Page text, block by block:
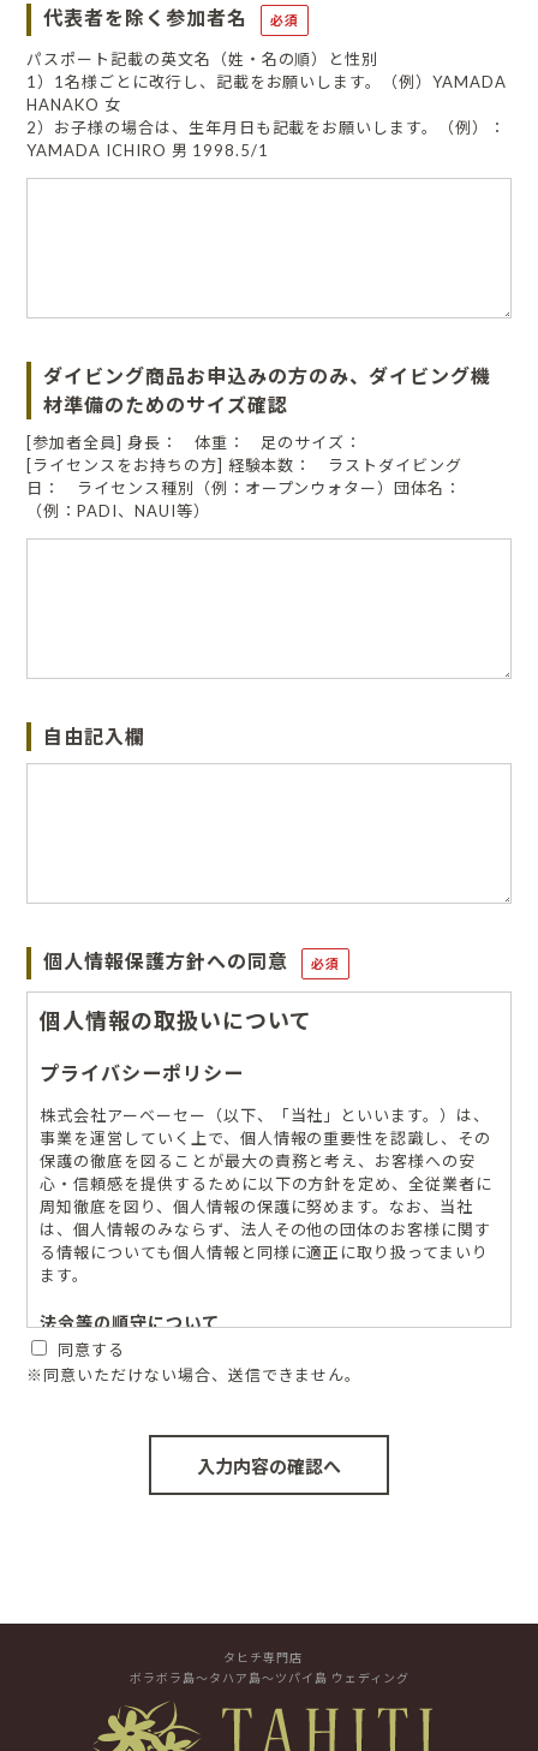
代表者を除く参加者名 必須
パスポート記載の英文名（姓・名の順）と性別
1）1名様ごとに改行し、記載をお願いします。（例）YAMADA
HANAKO 女
2）お子様の場合は、生年月日も記載をお願いします。（例）：
YAMADA ICHIRO 男 1998.5/1
ダイビング商品お申込みの方のみ、ダイビング機
材準備のためのサイズ確認
[参加者全員] 身長： 体重： 足のサイズ：
[ライセンスをお持ちの方] 経験本数： ラストダイビング
日： ライセンス種別（例：オープンウォター）団体名：
（例：PADI、NAUI等）
自由記入欄
個人情報保護方針への同意 必須
個人情報の取扱いについて
プライバシーポリシー
株式会社アーベーセー（以下、「当社」といいます。）は、
事業を運営していく上で、個人情報の重要性を認識し、その
保護の徹底を図ることが最大の責務と考え、お客様への安
心・信頼感を提供するために以下の方針を定め、全従業者に
周知徹底を図り、個人情報の保護に努めます。なお、当社
は、個人情報のみならず、法人その他の団体のお客様に関す
る情報についても個人情報と同様に適正に取り扱ってまいり
ます。
法令等の順守について
当社は、個人情報保護の実現のため、個人情報保護法、各省
庁ガイドラインその他関連する法令等を順守いたします。
個人情報の取り扱いについて
当社は、個人情報の取り扱いについて、業務実態に応じた個
人情報保護のための管理体制を確立するとともに、社内規程
した上で、申込書等の書面、Web等の画面、口頭等の方法
で、適法かつ公正な手段を用いて取得いたします。また、
合併その他の事由による事業の承継に伴い取得する場合が
個人情報の利用・提供について
同意する
※同意いただけない場合、送信できません。
タヒチ専門店
ボラボラ島～タハア島～ツパイ島 ウェディング